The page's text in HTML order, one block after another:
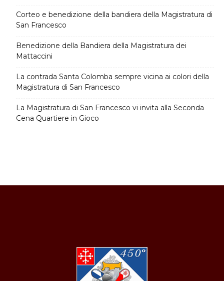
Corteo e benedizione della bandiera della Magistratura di
San Francesco
Benedizione della Bandiera della Magistratura dei
Mattaccini
La contrada Santa Colomba sempre vicina ai colori della
Magistratura di San Francesco
La Magistratura di San Francesco vi invita alla Seconda
Cena Quartiere in Gioco